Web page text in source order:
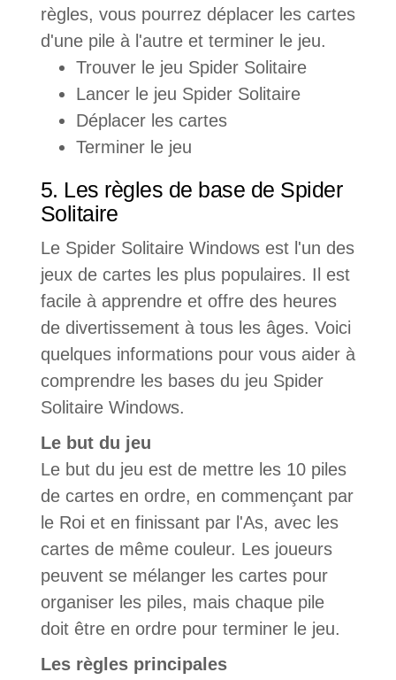
règles, vous pourrez déplacer les cartes
d'une pile à l'autre et terminer le jeu.
Trouver le jeu Spider Solitaire
Lancer le jeu Spider Solitaire
Déplacer les cartes
Terminer le jeu
5. Les règles de base de Spider
Solitaire
Le Spider Solitaire Windows est l'un des
jeux de cartes les plus populaires. Il est
facile à apprendre et offre des heures
de divertissement à tous les âges. Voici
quelques informations pour vous aider à
comprendre les bases du jeu Spider
Solitaire Windows.
Le but du jeu
Le but du jeu est de mettre les 10 piles
de cartes en ordre, en commençant par
le Roi et en finissant par l'As, avec les
cartes de même couleur. Les joueurs
peuvent se mélanger les cartes pour
organiser les piles, mais chaque pile
doit être en ordre pour terminer le jeu.
Les règles principales